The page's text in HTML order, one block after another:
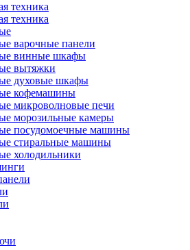
техника
техника
варочные панели
винные шкафы
вытяжки
духовые шкафы
кофемашины
микроволновые печи
морозильные камеры
посудомоечные машины
стиральные машины
холодильники